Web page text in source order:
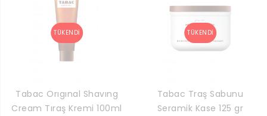
Tabac Orıgınal Shavıng
Cream Tıraş Kremi 100ml
Tabac Traş Sabunu
Seramik Kase 125 gr